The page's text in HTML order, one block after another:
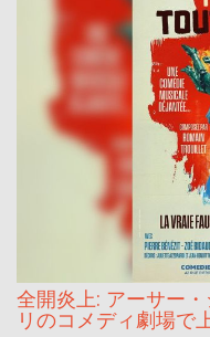
全開炎上: アーサー
リのコメディ劇場で